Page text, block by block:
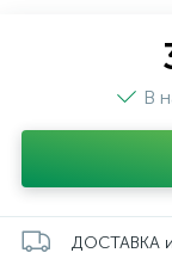
В
ДОСТАВКА